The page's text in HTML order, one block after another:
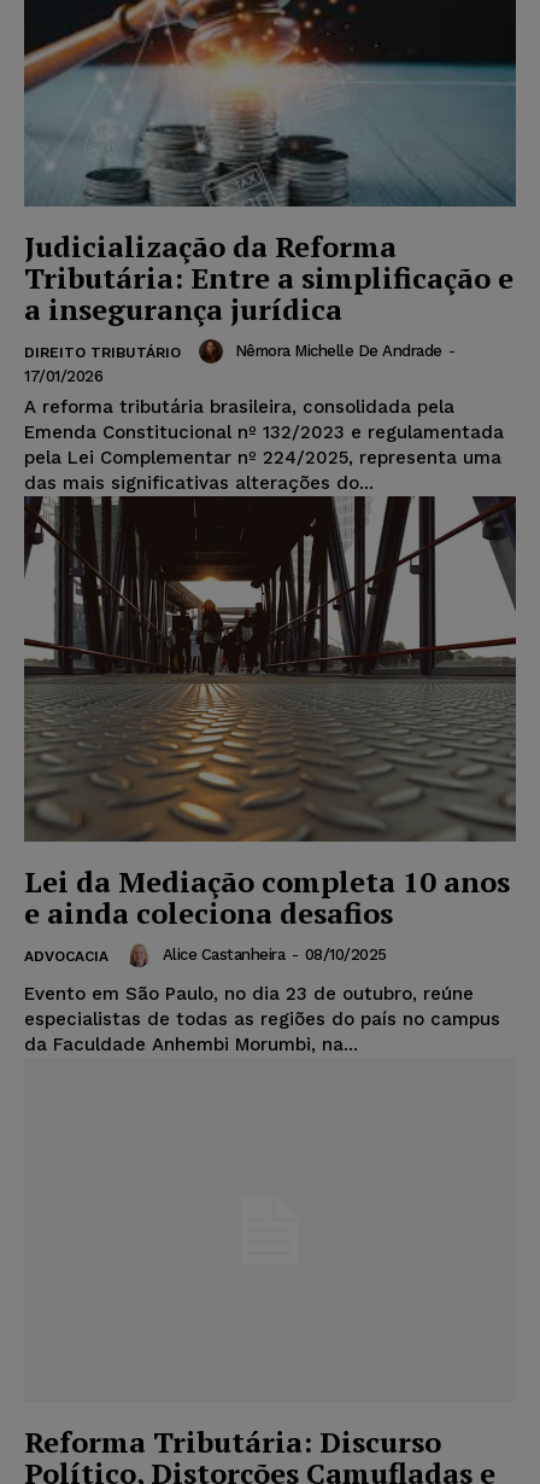
Judicialização da Reforma
Tributária: Entre a simplificação e
a insegurança jurídica
DIREITO TRIBUTÁRIO Nêmora Michelle De Andrade -
17/01/2026
A reforma tributária brasileira, consolidada pela
Emenda Constitucional nº 132/2023 e regulamentada
pela Lei Complementar nº 224/2025, representa uma
das mais significativas alterações do...
Lei da Mediação completa 10 anos
e ainda coleciona desafios
ADVOCACIA Alice Castanheira - 08/10/2025
Evento em São Paulo, no dia 23 de outubro, reúne
especialistas de todas as regiões do país no campus
da Faculdade Anhembi Morumbi, na...
Reforma Tributária: Discurso
Político, Distorções Camufladas e